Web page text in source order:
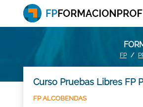
FP
Curso Pruebas Libres FP
FP ALCOBENDAS